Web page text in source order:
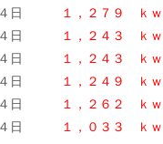
４日
１，２７９
ｋｗ
日
１，２４３ ｋｗ
日
１，２４３ ｋｗ
日
１，２４９ ｋｗ
日
１，２６２ ｋｗ
日
１，０３３ ｋｗ